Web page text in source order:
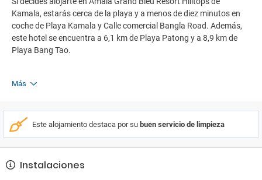
Kamala, estarás cerca de la playa y a menos de diez minutos en
coche de Playa Kamala y Calle comercial Bangla Road. Además,
este hotel se encuentra a 6,1 km de Playa Patong y a 8,9 km de
Playa Bang Tao.
Más
Este alojamiento destaca por su buen servicio de limpieza
Instalaciones